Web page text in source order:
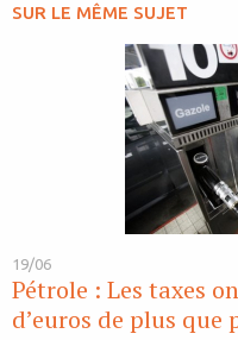
SUR LE MÊME SUJET
19/06
Pétrole : Les taxes
d’euros de plus